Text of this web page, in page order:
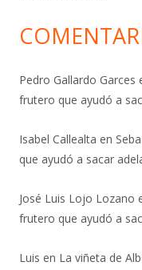
Pedro Gallardo Garces
frutero que ayudó a
Isabel Callealta en
que ayudó a sacar
José Luis Lojo Lozano
frutero que ayudó a
Luis en La viñeta de